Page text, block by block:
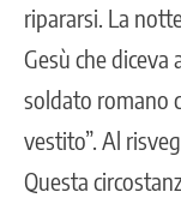
ripararsi. La
Gesù che diceva
soldato romano
vestito”. Al
Questa